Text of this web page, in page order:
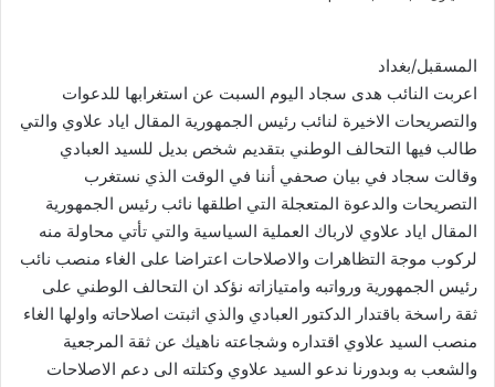
المسقبل/بغداد
اعربت النائب هدى سجاد اليوم السبت عن استغرابها للدعوات
والتصريحات الاخيرة لنائب رئيس الجمهورية المقال اياد علاوي والتي
طالب فيها التحالف الوطني بتقديم شخص بديل للسيد العبادي
وقالت سجاد في بيان صحفي أننا في الوقت الذي نستغرب
التصريحات والدعوة المتعجلة التي اطلقها نائب رئيس الجمهورية
المقال اياد علاوي لارباك العملية السياسية والتي تأتي محاولة منه
لركوب موجة التظاهرات والاصلاحات اعتراضا على الغاء منصب نائب
رئيس الجمهورية ورواتبه وامتيازاته نؤكد ان التحالف الوطني على
ثقة راسخة باقتدار الدكتور العبادي والذي اثبتت اصلاحاته واولها الغاء
منصب السيد علاوي اقتداره وشجاعته ناهيك عن ثقة المرجعية
والشعب به وبدورنا ندعو السيد علاوي وكتلته الى دعم الاصلاحات